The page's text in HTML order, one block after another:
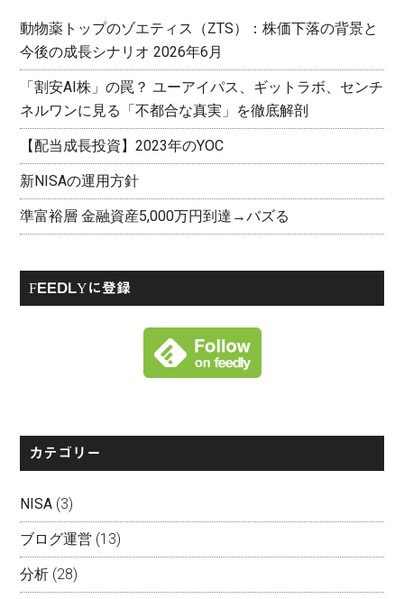
動物薬トップのゾエティス（ZTS）：株価下落の背景と
今後の成長シナリオ 2026年6月
「割安AI株」の罠？ ユーアイパス、ギットラボ、センチ
ネルワンに見る「不都合な真実」を徹底解剖
【配当成長投資】2023年のYOC
新NISAの運用方針
準富裕層 金融資産5,000万円到達→バズる
FEEDLYに登録
カテゴリー
NISA (3)
ブログ運営 (13)
分析 (28)